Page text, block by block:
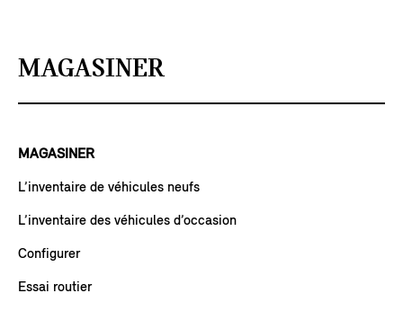
MAGASINER
MAGASINER
L’inventaire de véhicules neufs
L’inventaire des véhicules d’occasion
Configurer
Essai routier